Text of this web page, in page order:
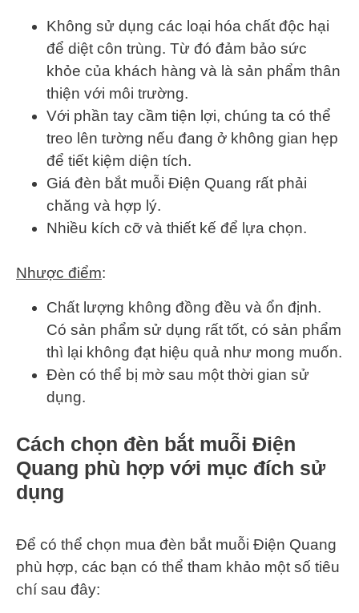
Không sử dụng các loại hóa chất độc hại
để diệt côn trùng. Từ đó đảm bảo sức
khỏe của khách hàng và là sản phẩm thân
thiện với môi trường.
Với phần tay cầm tiện lợi, chúng ta có thể
treo lên tường nếu đang ở không gian hẹp
để tiết kiệm diện tích.
Giá đèn bắt muỗi Điện Quang rất phải
chăng và hợp lý.
Nhiều kích cỡ và thiết kế để lựa chọn.
Nhược điểm:
Chất lượng không đồng đều và ổn định.
Có sản phẩm sử dụng rất tốt, có sản phẩm
thì lại không đạt hiệu quả như mong muốn.
Đèn có thể bị mờ sau một thời gian sử
dụng.
Cách chọn đèn bắt muỗi Điện
Quang phù hợp với mục đích sử
dụng
Để có thể chọn mua đèn bắt muỗi Điện Quang
phù hợp, các bạn có thể tham khảo một số tiêu
chí sau đây: